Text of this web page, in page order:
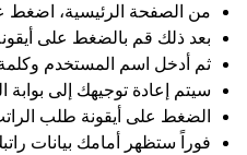
من الصفحة الرئيسية، اضغط
بعد ذلك قم بالضغط على
ثم أدخل اسم المستخدم
سيتم إعادة توجيهك إلى بوابة
الضغط على أيقونة طلب
فوراً ستظهر أمامك بيانات